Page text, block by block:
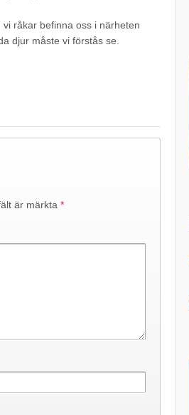
råkar befinna oss i närheten
djur måste vi förstås se.
är märkta *